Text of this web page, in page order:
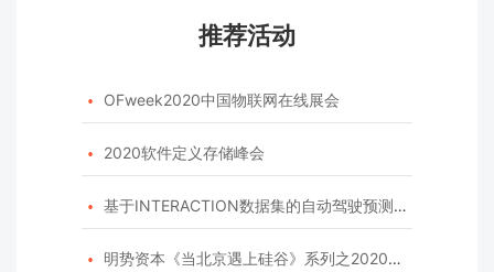
推荐活动
 OFweek2020中国物联网在线展会
 2020软件定义存储峰会
 基于INTERACTION数据集的自动驾驶预测模型挑战赛
 明势资本《当北京遇上硅谷》系列之2020年度开源峰会